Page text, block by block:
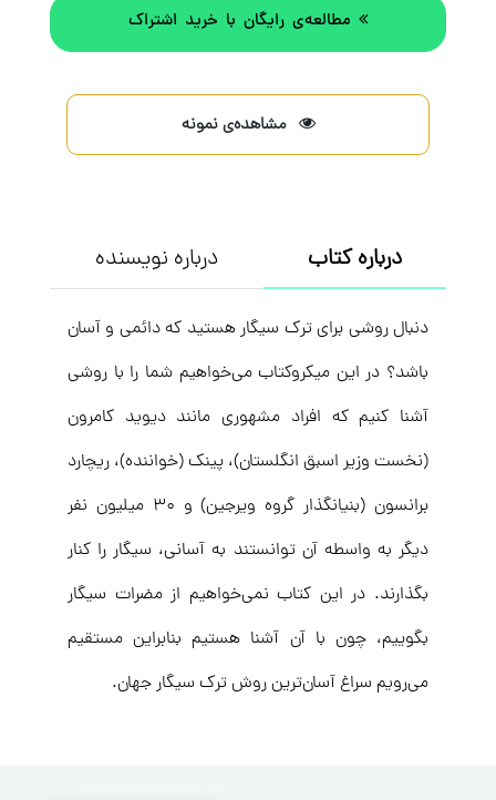
مطالعه‌ی رایگان با خرید اشتراک
مشاهده‌ی نمونه
درباره کتاب درباره نویسنده
دنبال روشی برای ترک سیگار هستید که دائمی و آسان
باشد؟ در این میکروکتاب می‌خواهیم شما را با روشی
آشنا کنیم که افراد مشهوری مانند دیوید کامرون
(نخست وزیر اسبق انگلستان)، پینک (خواننده)، ریچارد
برانسون (بنیانگذار گروه ویرجین) و ۳۰ میلیون نفر
دیگر به واسطه آن توانستند به آسانی، سیگار را کنار
بگذارند. در این کتاب نمی‌خواهیم از مضرات سیگار
بگوییم، چون با آن آشنا هستیم بنابراین مستقیم
می‌رویم سراغ آسان‌ترین روش ترک سیگار جهان.